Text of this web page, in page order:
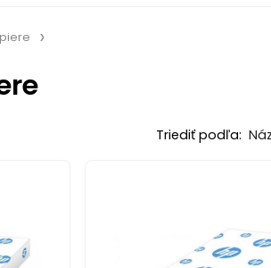
Triediť podľa: